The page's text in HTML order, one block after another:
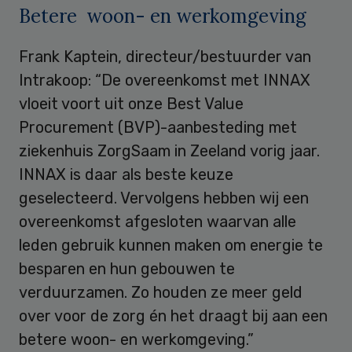
Betere woon- en werkomgeving
Frank Kaptein, directeur/bestuurder van
Intrakoop: “De overeenkomst met INNAX
vloeit voort uit onze Best Value
Procurement (BVP)-aanbesteding met
ziekenhuis ZorgSaam in Zeeland vorig jaar.
INNAX is daar als beste keuze
geselecteerd. Vervolgens hebben wij een
overeenkomst afgesloten waarvan alle
leden gebruik kunnen maken om energie te
besparen en hun gebouwen te
verduurzamen. Zo houden ze meer geld
over voor de zorg én het draagt bij aan een
betere woon- en werkomgeving.”